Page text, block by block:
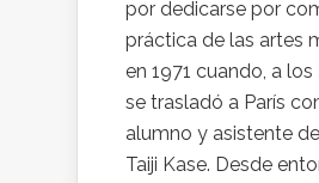
por dedicarse por
práctica de las artes
en 1971 cuando, a los
se trasladó a París
alumno y asistente
Taiji Kase. Desde